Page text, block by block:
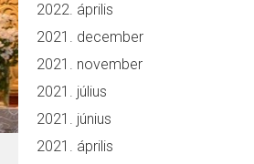
2022. április
2021. december
2021. november
2021. július
2021. június
2021. április